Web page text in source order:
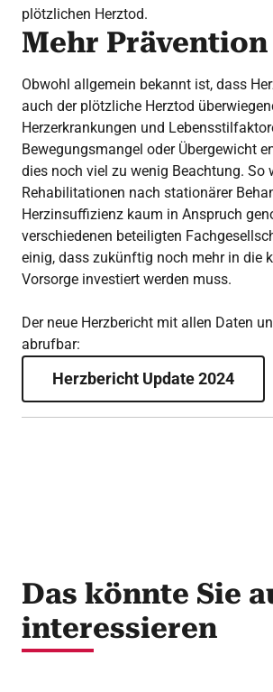
plötzlichen Herztod.
Mehr
Obwohl allgemein bekannt ist, dass
auch der plötzliche Herztod
Herzerkrankungen und
Bewegungsmangel oder Übergewicht
dies noch viel zu wenig Beachtung. So
Rehabilitationen nach stationärer
Herzinsuffizienz kaum in Anspruch
verschiedenen beteiligten
einig, dass zukünftig noch mehr in die
Vorsorge investiert werden muss.
Der neue Herzbericht mit allen Daten
abrufbar:
Herzbericht Update 2024
Das könnte Sie
interessieren